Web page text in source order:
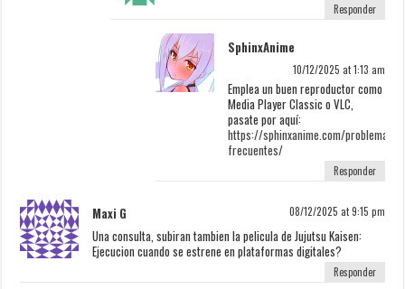
Responder
SphinxAnime
10/12/2025 at 1:13 am
Emplea un buen reproductor como
Media Player Classic o VLC,
pasate por aquí:
https://sphinxanime.com/problemas-
frecuentes/
Responder
Maxi G 08/12/2025 at 9:15 pm
Una consulta, subiran tambien la pelicula de Jujutsu Kaisen:
Ejecucion cuando se estrene en plataformas digitales?
Responder